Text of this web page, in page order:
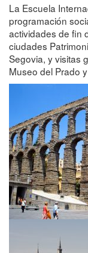
La Escuela
programación
actividades de fin
ciudades
Segovia, y visitas
Museo del Prado